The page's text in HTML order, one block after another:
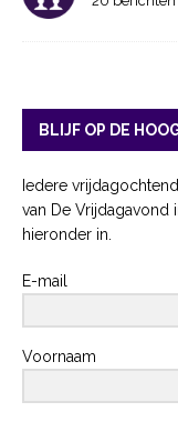
BLIJF OP DE
Iedere
van De Vrijdagavond
hieronder in.
E-mail
Voornaam